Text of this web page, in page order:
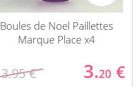
Boules de Noel Paillettes
Marque Place x4
3.95 € 3.20 €